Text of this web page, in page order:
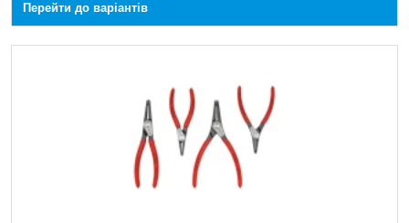
Перейти до варіантів